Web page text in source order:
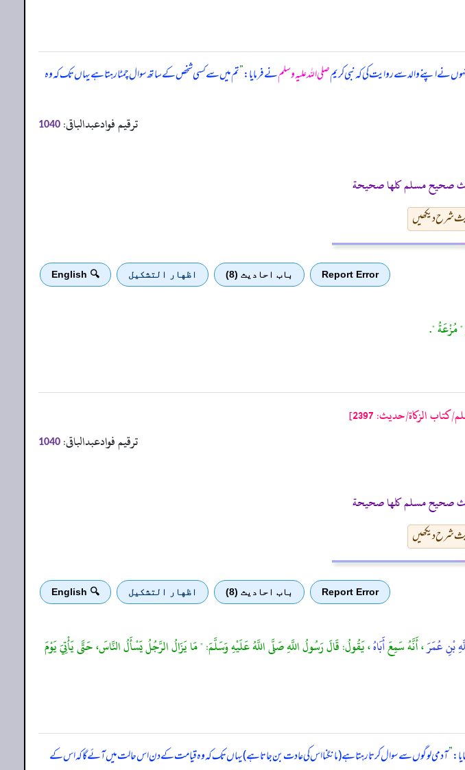
نے اپنے والد سے روایت کی کہ نبی کریمصلی اللہ علیہ وسلمنے فرمایا:”تم میں سے کسی شخص کے ساتھ سوال چمٹا رہتا ہے یہاں تک کہ وہ
ترقیم فوادعبدالباقی: 1040
صحيح مسلم كلها صحيحة
شرح دیکھیں
Report Error باب احادیث (8) اظهار التشكيل 🔍 English
" مُزْعَةُ ".
الزكاة/حدیث: 2397]
ترقیم فوادعبدالباقی: 1040
صحيح مسلم كلها صحيحة
شرح دیکھیں
Report Error باب احادیث (8) اظهار التشكيل 🔍 English
بْنِ عُمَرَ، أَنَّهُ سَمِعَأَبَاهُ، يَقُولُ: قَالَ رَسُولُ اللَّهِ صَلَّى اللَّهُ عَلَيْهِ وَسَلَّمَ: " مَا يَزَالُ الرَّجُلُ يَسْأَلُ النَّاسَ، حَتَّى يَأْتِيَ يَوْمَ
”آدمی لوگوں سے سوال کرتا رہتا ہے (مانگنا اس کی عادت بن جاتا ہے) یہاں تک کہ وہ قیامت کے دن اس حالت میں آئے گا کہ اس کے